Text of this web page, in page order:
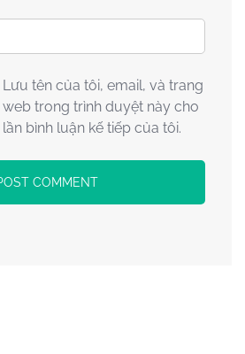
Lưu tên của tôi, email, và trang
web trong trình duyệt này cho
lần bình luận kế tiếp của tôi.